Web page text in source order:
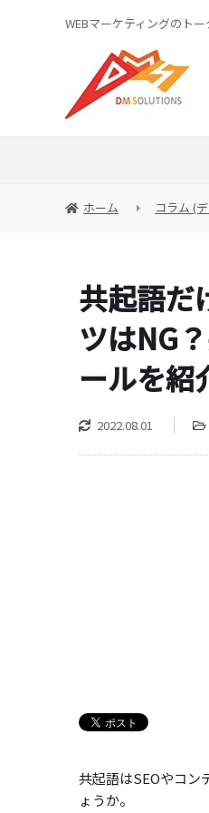
WEBマーケティングのト
ホーム コラム (
共起語だ
ツはNG
ールを紹
2022.08.01
共起語はSEOやコン
ょうか。